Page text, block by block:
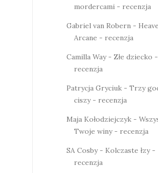
mordercami - recenzja
Gabriel van Robern -
Arcane - recenzja
Camilla Way - Złe dziecko -
recenzja
Patrycja Gryciuk - Trzy
ciszy - recenzja
Maja Kołodziejczyk -
Twoje winy - recenzja
SA Cosby - Kolczaste łzy -
recenzja